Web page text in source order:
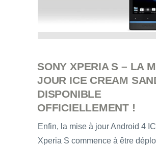
SONY XPERIA S – LA
JOUR ICE CREAM
DISPONIBLE
OFFICIELLEMENT !
Enfin, la mise à jour Android 4
Xperia S commence à être